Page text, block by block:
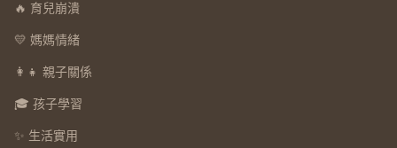
🔥 育兒崩潰
💛 媽媽情緒
👩‍👧 親子關係
🎓 孩子學習
✨ 生活實用